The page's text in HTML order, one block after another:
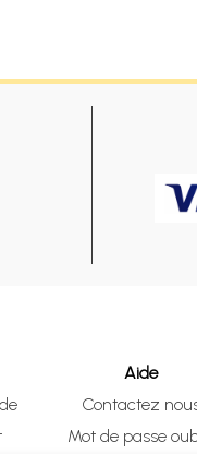
Aide
Contactez
Mot de passe